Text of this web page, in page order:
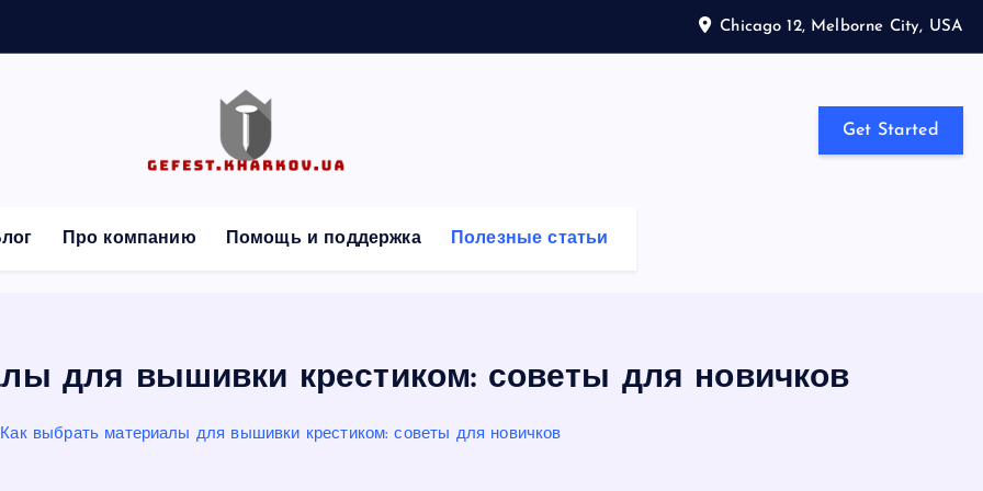
Chicago 12, Melborne City, USA
Get Started
Про компанию Помощь и поддержка Полезные статьи
для вышивки крестиком: советы для новичков
Как выбрать материалы для вышивки крестиком: советы для новичков